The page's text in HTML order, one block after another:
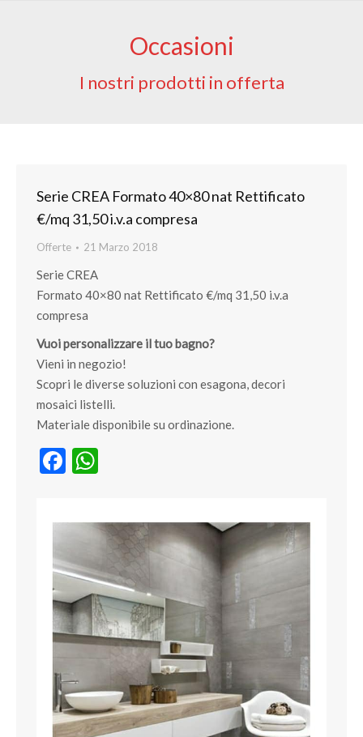
Occasioni
I nostri prodotti in offerta
Serie CREA Formato 40×80 nat Rettificato
€/mq 31,50 i.v.a compresa
Offerte 21 Marzo 2018
Serie CREA
Formato 40×80 nat Rettificato €/mq 31,50 i.v.a
compresa
Vuoi personalizzare il tuo bagno?
Vieni in negozio!
Scopri le diverse soluzioni con esagona, decori
mosaici listelli.
Materiale disponibile su ordinazione.
Facebook